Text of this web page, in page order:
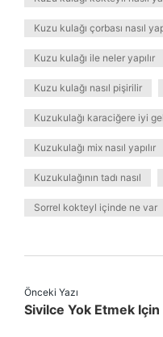
Kuzu kulağı çorbası nasıl
Kuzu kulağı ile neler yapılır
Kuzu kulağı nasıl pişirilir
Kuzukulağı karaciğere iyi
Kuzukulağı mix nasıl yapılır
Kuzukulağının tadı nasıl
Sorrel kokteyl içinde ne var
Önceki Yazı
Sivilce Yok Etmek Için